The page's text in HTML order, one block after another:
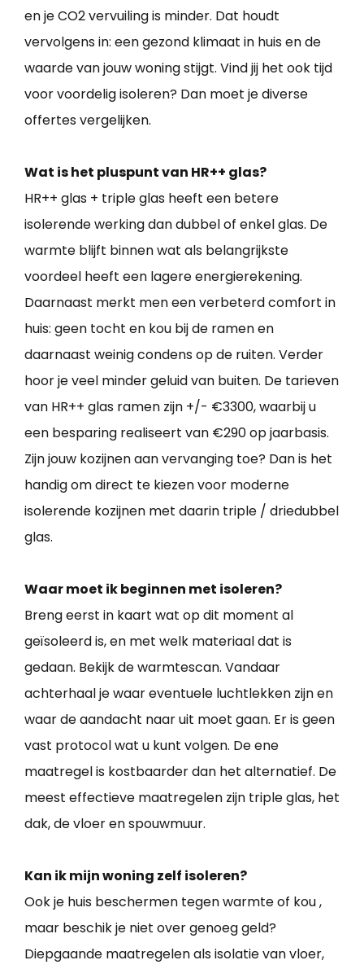
en je CO2 vervuiling is minder. Dat houdt
vervolgens in: een gezond klimaat in huis en de
waarde van jouw woning stijgt. Vind jij het ook tijd
voor voordelig isoleren? Dan moet je diverse
offertes vergelijken.
Wat is het pluspunt van HR++ glas?
HR++ glas + triple glas heeft een betere
isolerende werking dan dubbel of enkel glas. De
warmte blijft binnen wat als belangrijkste
voordeel heeft een lagere energierekening.
Daarnaast merkt men een verbeterd comfort in
huis: geen tocht en kou bij de ramen en
daarnaast weinig condens op de ruiten. Verder
hoor je veel minder geluid van buiten. De tarieven
van HR++ glas ramen zijn +/- €3300, waarbij u
een besparing realiseert van €290 op jaarbasis.
Zijn jouw kozijnen aan vervanging toe? Dan is het
handig om direct te kiezen voor moderne
isolerende kozijnen met daarin triple / driedubbel
glas.
Waar moet ik beginnen met isoleren?
Breng eerst in kaart wat op dit moment al
geïsoleerd is, en met welk materiaal dat is
gedaan. Bekijk de warmtescan. Vandaar
achterhaal je waar eventuele luchtlekken zijn en
waar de aandacht naar uit moet gaan. Er is geen
vast protocol wat u kunt volgen. De ene
maatregel is kostbaarder dan het alternatief. De
meest effectieve maatregelen zijn triple glas, het
dak, de vloer en spouwmuur.
Kan ik mijn woning zelf isoleren?
Ook je huis beschermen tegen warmte of kou ,
maar beschik je niet over genoeg geld?
Diepgaande maatregelen als isolatie van vloer,